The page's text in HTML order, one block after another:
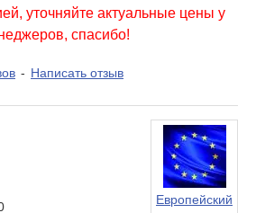
уточняйте актуальные цены у
спасибо!
- Написать отзыв
Европейский